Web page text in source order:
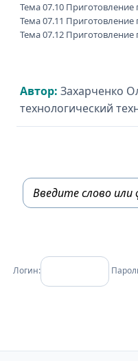
Тема 07.10
Тема 07.11
Тема 07.12
Автор: Захарченко
технологический
Логин: